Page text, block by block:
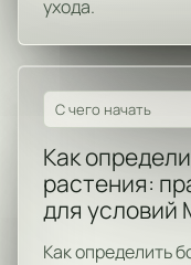
ухода.
С чего начать
Как
растения:
для условий
Как определить